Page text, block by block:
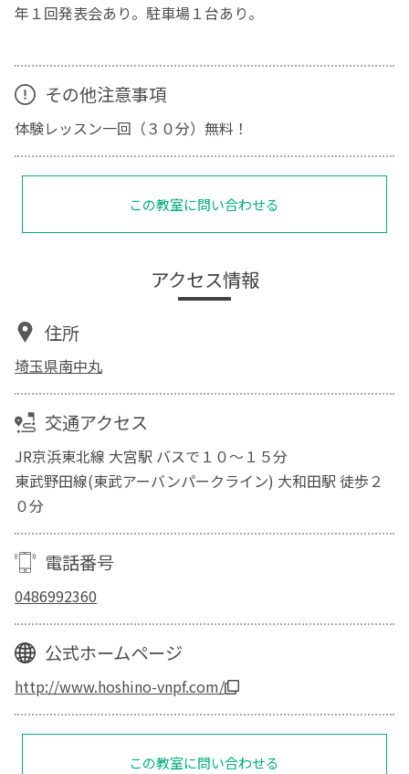
年１回発表会あり。駐車場１台あり。
その他注意事項
体験レッスン一回（３０分）無料！
この教室に問い合わせる
アクセス情報
住所
埼玉県南中丸
交通アクセス
JR京浜東北線 大宮駅 バスで１０～１５分
東武野田線(東武アーバンパークライン) 大和田駅 徒歩２
０分
電話番号
0486992360
公式ホームページ
http://www.hoshino-vnpf.com/
この教室に問い合わせる